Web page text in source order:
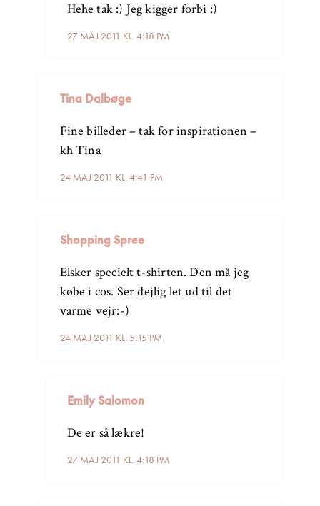
27 MAJ 2011 KL. 4:18 PM
Hehe tak :) Jeg kigger forbi :)
Tina Dalbøge
24 MAJ 2011 KL. 4:41 PM
Fine billeder – tak for inspirationen –
kh Tina
Shopping Spree
24 MAJ 2011 KL. 5:15 PM
Elsker specielt t-shirten. Den må jeg
købe i cos. Ser dejlig let ud til det
varme vejr:-)
Emily Salomon
27 MAJ 2011 KL. 4:18 PM
De er så lækre!